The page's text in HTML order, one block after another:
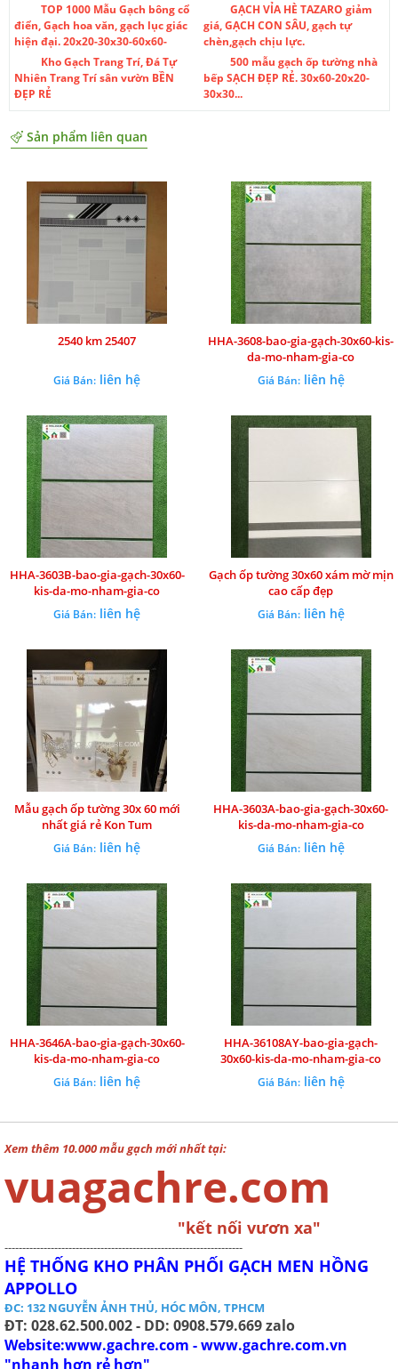
TOP 1000 Mẫu Gạch bông cổ
điển, Gạch hoa văn, gạch lục giác
hiện đại. 20x20-30x30-60x60-
GẠCH VỈA HÈ TAZARO giảm
giá, GẠCH CON SÂU, gạch tự
chèn,gạch chịu lực.
Kho Gạch Trang Trí, Đá Tự
Nhiên Trang Trí sân vườn BỀN
ĐẸP RẺ
500 mẫu gạch ốp tường nhà
bếp SẠCH ĐẸP RẺ. 30x60-20x20-
30x30...
Sản phẩm liên quan
2540 km 25407
Giá Bán: liên hệ
HHA-3608-bao-gia-gạch-30x60-kis-
da-mo-nham-gia-co
Giá Bán:liên hệ
HHA-3603B-bao-gia-gạch-30x60-
kis-da-mo-nham-gia-co
Giá Bán: liên hệ
Gạch ốp tường 30x60 xám mờ mịn
cao cấp đẹp
Giá Bán:liên hệ
Mẫu gạch ốp tường 30x 60 mới
nhất giá rẻ Kon Tum
Giá Bán: liên hệ
HHA-3603A-bao-gia-gạch-30x60-
kis-da-mo-nham-gia-co
Giá Bán:liên hệ
HHA-3646A-bao-gia-gạch-30x60-
kis-da-mo-nham-gia-co
Giá Bán: liên hệ
HHA-36108AY-bao-gia-gạch-
30x60-kis-da-mo-nham-gia-co
Giá Bán:liên hệ
Xem thêm 10.000 mẫu gạch mới nhất tại:
vuagachre.com
"kết nối vươn xa"
-------------------------------------------------------------------
HỆ THỐNG KHO PHÂN PHỐI GẠCH MEN HỒNG
APPOLLO
ĐC: 132 NGUYỄN ẢNH THỦ, HÓC MÔN, TPHCM
ĐT: 028.62.500.002 - DD: 0908.579.669 zalo
Website:www.gachre.com - www.gachre.com.vn
"nhanh hơn rẻ hơn"